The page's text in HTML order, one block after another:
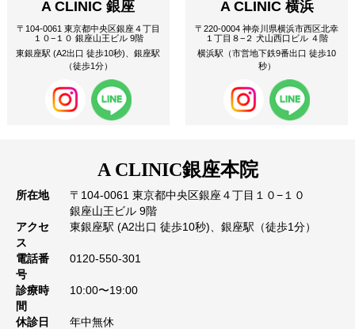
A CLINIC 銀座
〒104-0061 東京都中央区銀座４丁目
１０−１０ 銀座山王ビル 9階
東銀座駅 (A2出口 徒歩10秒)、銀座駅
（徒歩1分）
A CLINIC 横浜
〒220-0004 神奈川県横浜市西区北幸
１丁目８−２ 犬山西口ビル ４階
横浜駅（市営地下鉄9番出口 徒歩10
秒）
A CLINIC銀座本院
所在地
〒104-0061 東京都中央区銀座４丁目１０−１０
銀座山王ビル 9階
アクセ
ス
東銀座駅 (A2出口 徒歩10秒)、銀座駅（徒歩1分）
電話番
号
0120-550-301
診療時
間
10:00〜19:00
休診日
年中無休